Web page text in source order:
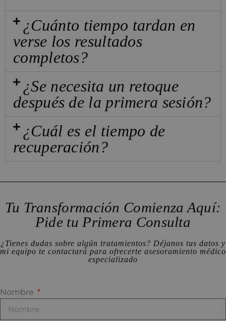
¿Cuánto tiempo tardan en
verse los resultados
completos?
¿Se necesita un retoque
después de la primera sesión?
¿Cuál es el tiempo de
recuperación?
Tu Transformación Comienza Aquí:
Pide tu Primera Consulta
¿Tienes dudas sobre algún tratamientos? Déjanos tus datos y
mi equipo te contactará para ofrecerte asesoramiento médico
especializado
Nombre